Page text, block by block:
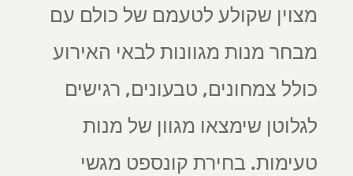
מצוין שקולע לטעמם של כולם עם
מבחר מנות מגוונות לבאי האירוע
כולל צמחונים, טבעונים, רגישים
לגלוטן שימצאו מגוון של מנות
טעימות. בחירת קונספט מגשי